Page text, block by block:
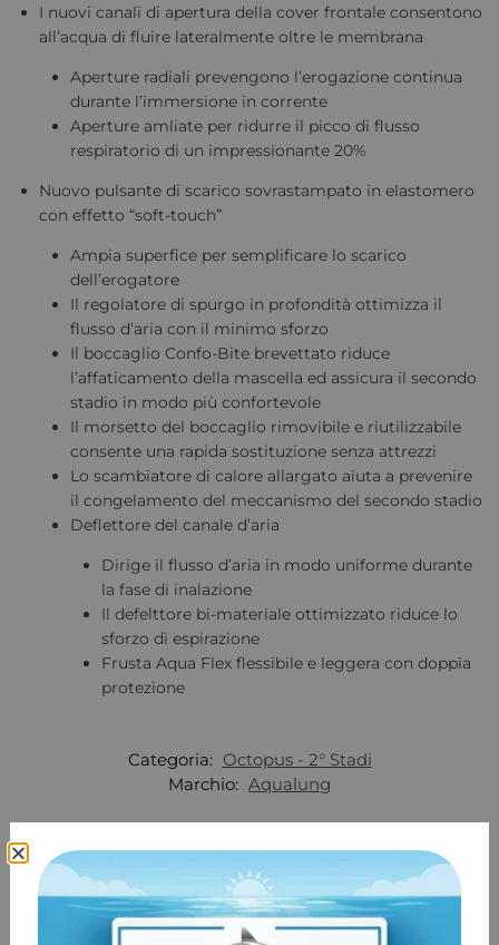
I nuovi canali di apertura della cover frontale consentono
all’acqua di fluire lateralmente oltre le membrana
Aperture radiali prevengono l’erogazione continua
durante l’immersione in corrente
Aperture amliate per ridurre il picco di flusso
respiratorio di un impressionante 20%
Nuovo pulsante di scarico sovrastampato in elastomero
con effetto “soft-touch”
Ampia superfice per semplificare lo scarico
dell’erogatore
Il regolatore di spurgo in profondità ottimizza il
flusso d’aria con il minimo sforzo
Il boccaglio Confo-Bite brevettato riduce
l’affaticamento della mascella ed assicura il secondo
stadio in modo più confortevole
Il morsetto del boccaglio rimovibile e riutilizzabile
consente una rapida sostituzione senza attrezzi
Lo scambiatore di calore allargato aiuta a prevenire
il congelamento del meccanismo del secondo stadio
Deflettore del canale d’aria
Dirige il flusso d’aria in modo uniforme durante
la fase di inalazione
Il defelttore bi-materiale ottimizzato riduce lo
sforzo di espirazione
Frusta Aqua Flex flessibile e leggera con doppia
protezione
Categoria: Octopus - 2° Stadi
Marchio: Aqualung
Prodotti correlati